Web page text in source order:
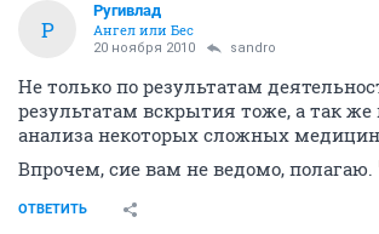
Р
Ругивлад
Ангел или Бес
20 ноября 2010 sandro
Не только по результатам
результатам вскрытия тоже, а так же
анализа некоторых сложных
Впрочем, сие вам не ведомо, полагаю.
ОТВЕТИТЬ